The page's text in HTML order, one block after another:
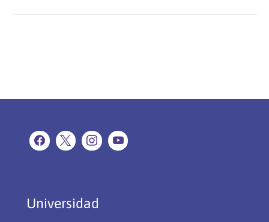
Universidad